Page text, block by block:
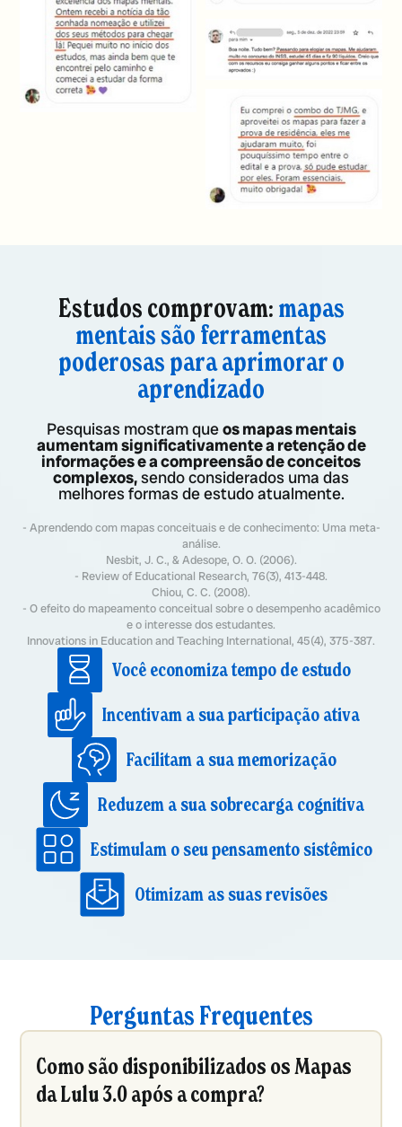
Estudos comprovam: mapas
mentais são ferramentas
poderosas para aprimorar o
aprendizado
Pesquisas mostram queos mapas mentais
aumentam significativamente a retenção de
informações e a compreensão de conceitos
complexos,sendo considerados uma das
melhores formas de estudo atualmente.
- Aprendendo com mapas conceituais e de conhecimento: Uma meta-
análise.
Nesbit, J. C., & Adesope, O. O. (2006).
- Review of Educational Research, 76(3), 413-448.
Chiou, C. C. (2008).
- O efeito do mapeamento conceitual sobre o desempenho acadêmico
e o interesse dos estudantes.
Innovations in Education and Teaching International, 45(4), 375-387.
Você economiza tempo de estudo
Incentivam a sua participação ativa
Facilitam a sua memorização
Reduzem a sua sobrecarga cognitiva
Estimulam o seu pensamento sistêmico
Otimizam as suas revisões
Perguntas Frequentes
Como são disponibilizados os Mapas
da Lulu 3.0 após a compra?